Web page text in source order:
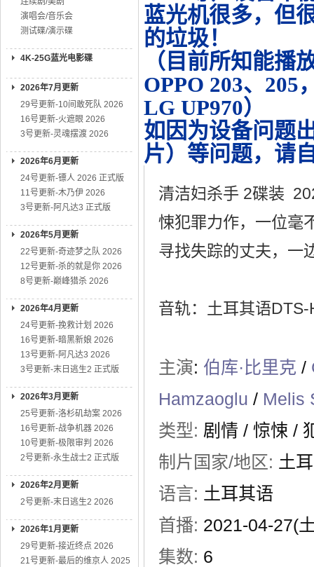
演唱会/音乐会
测试碟/演示碟
4K-25G蓝光电影碟
2026年7月更新
29号更新-10间敢死队 2026
16号更新-火遮眼 2026
3号更新-灵魂摆渡 2026
2026年6月更新
24号更新-镖人 2026 正式版
11号更新-木乃伊 2026
3号更新-阿凡达3 正式版
2026年5月更新
22号更新-奇迹梦之队 2026
12号更新-杀的就是你 2026
8号更新-巅峰猎杀 2026
2026年4月更新
24号更新-挽救计划 2026
16号更新-暗黑新娘 2026
13号更新-阿凡达3 2026
3号更新-末日逃生2 正式版
2026年3月更新
25号更新-洛杉矶劫案 2026
16号更新-战争机器 2026
10号更新-极限审判 2026
2号更新-永生战士2 正式版
2026年2月更新
2号更新-末日逃生2 2026
2026年1月更新
29号更新-接近终点 2026
21号更新-最后的维京人 2025
蓝光机很多，但
的垃圾！
（目前所知能播
OPPO 203、205
LG UP970）
如因为设备问题
片）等问题，请
清洁妇杀手 2碟装
悚犯罪力作，一位毫
寻找失踪的丈夫，一
音轨：土耳其语
主演: 伯库·比里克 /
Hamzaoglu / Melis
类型: 剧情 / 惊悚 /
制片国家/地区: 土
语言: 土耳其语
首播: 2021-04-27(
集数: 6